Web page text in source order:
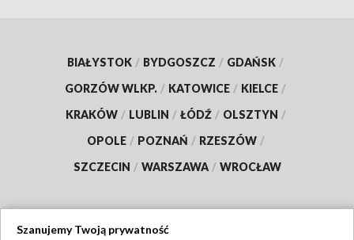
BIAŁYSTOK / BYDGOSZCZ / GDAŃSK /
GORZÓW WLKP. / KATOWICE / KIELCE /
KRAKÓW / LUBLIN / ŁÓDŹ / OLSZTYN /
OPOLE / POZNAŃ / RZESZÓW /
SZCZECIN / WARSZAWA / WROCŁAW
Szanujemy Twoją prywatność